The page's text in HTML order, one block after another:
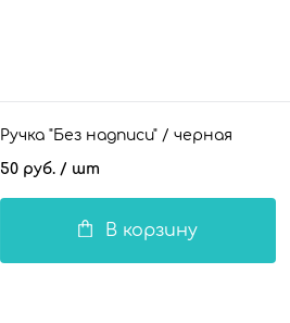
Ручка "Без надписи" / черная
50 руб. / шт
В корзину